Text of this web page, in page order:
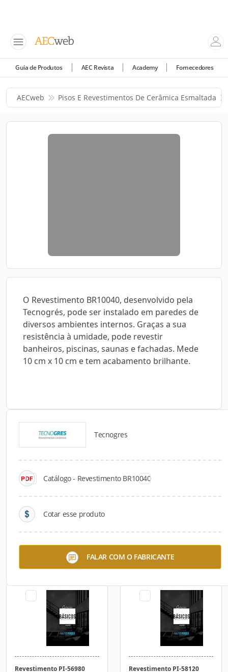
Guia de Produtos AEC Revista Academy Fornecedores
AECweb Pisos E Revestimentos De Cerâmica Esmaltada
O Revestimento BR10040, desenvolvido pela
Tecnogrés, pode ser instalado em paredes de
diversos ambientes internos. Graças a sua
resistência à umidade, pode revestir
banheiros, piscinas, saunas e fachadas. Mede
10 cm x 10 cm e tem acabamento brilhante.
Tecnogres
Catálogo - Revestimento BR10040
Cotar esse produto
FALAR COM O FABRICANTE
Catálogos para Download
Revestimento PI-56560
Revestimento PI-56980 Revestimento PI-58120